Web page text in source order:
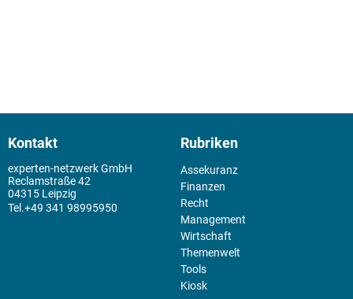
Kontakt
experten-netzwerk GmbH
Reclamstraße 42
04315 Leipzig
+49 341 98995950
Rubriken
Assekuranz
Finanzen
Recht
Management
Wirtschaft
Themenwelt
Tools
Kiosk